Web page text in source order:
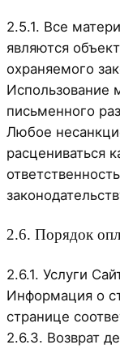
2.5.1. Все
являются
охраняемого
Использование
письменного
Любое
расцениваться
2.6. Порядок
2.6.1. Услуги
Информация о
странице
2.6.3. Возврат